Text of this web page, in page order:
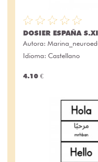
DOSIER ESPAÑA
Autora:
Idioma: Castellano
4.10 €